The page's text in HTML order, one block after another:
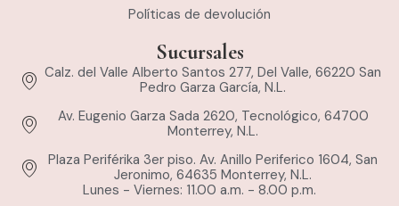
Políticas de devolución
Sucursales
Calz. del Valle Alberto Santos 277, Del Valle, 66220 San
Pedro Garza García, N.L.
Av. Eugenio Garza Sada 2620, Tecnológico, 64700
Monterrey, N.L.
Plaza Periférika 3er piso. Av. Anillo Periferico 1604, San
Jeronimo, 64635 Monterrey, N.L.
Lunes - Viernes: 11.00 a.m. - 8.00 p.m.